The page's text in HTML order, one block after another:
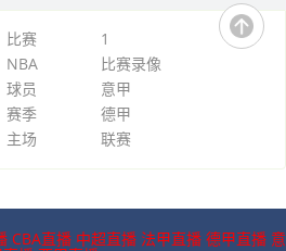
比赛
1
NBA
比赛录像
球员
意甲
赛季
德甲
主场 联赛
CBA直播 中超直播 法甲直播 德甲直播 意